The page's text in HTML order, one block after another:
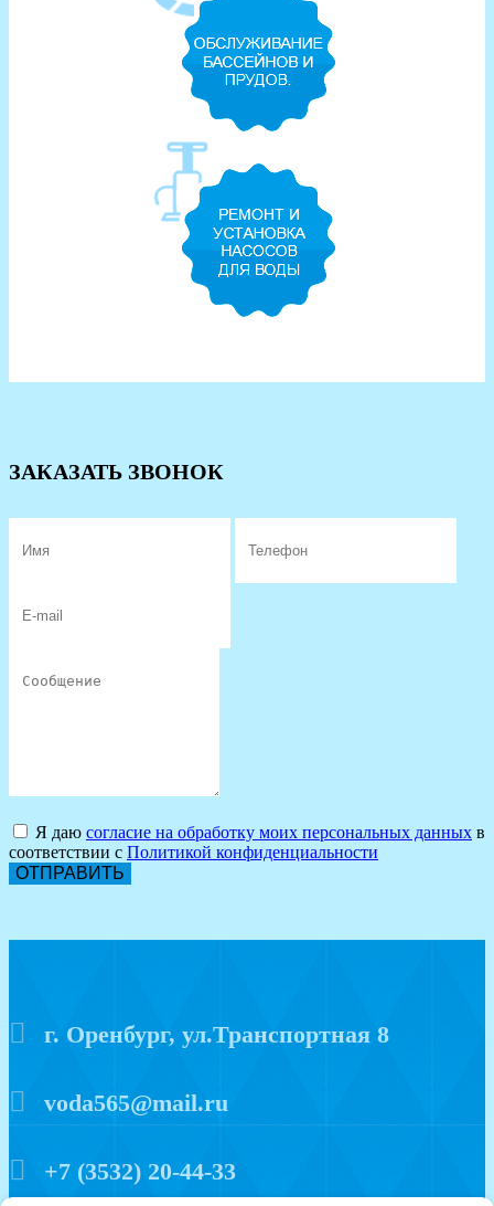
ЗАКАЗАТЬ ЗВОНОК
Я даю согласие на обработку моих персональных данных в
соответствии с Политикой конфиденциальности
ОТПРАВИТЬ
г. Оренбург, ул.Транспортная 8
voda565@mail.ru
+7 (3532) 20-44-33